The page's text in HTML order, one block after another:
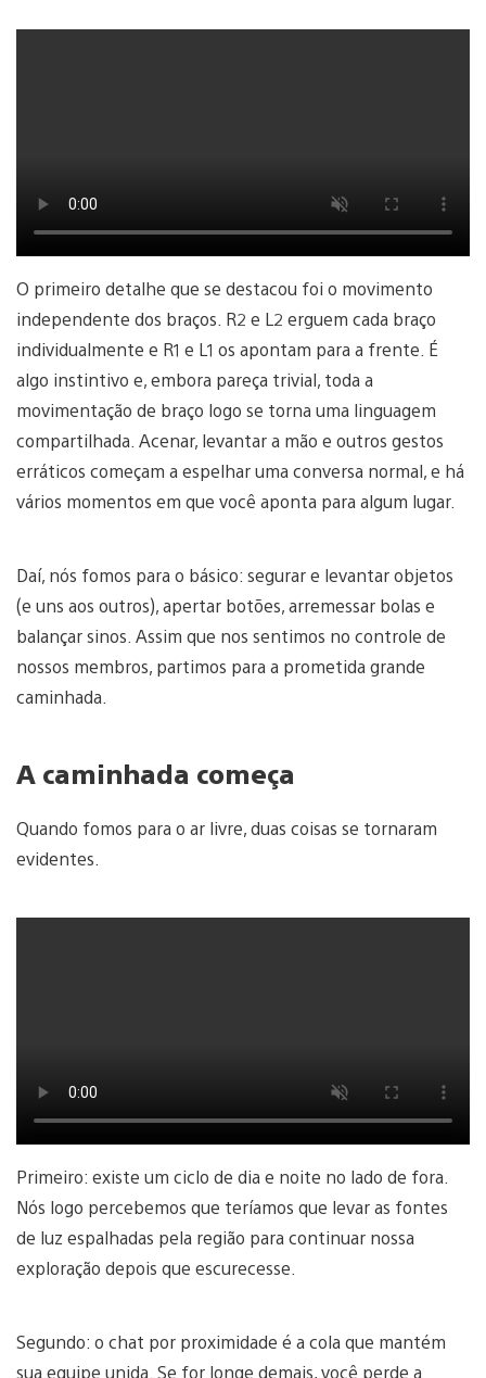
O primeiro detalhe que se destacou foi o movimento
independente dos braços. R2 e L2 erguem cada braço
individualmente e R1 e L1 os apontam para a frente. É
algo instintivo e, embora pareça trivial, toda a
movimentação de braço logo se torna uma linguagem
compartilhada. Acenar, levantar a mão e outros gestos
erráticos começam a espelhar uma conversa normal, e há
vários momentos em que você aponta para algum lugar.
Daí, nós fomos para o básico: segurar e levantar objetos
(e uns aos outros), apertar botões, arremessar bolas e
balançar sinos. Assim que nos sentimos no controle de
nossos membros, partimos para a prometida grande
caminhada.
A caminhada começa
Quando fomos para o ar livre, duas coisas se tornaram
evidentes.
Primeiro: existe um ciclo de dia e noite no lado de fora.
Nós logo percebemos que teríamos que levar as fontes
de luz espalhadas pela região para continuar nossa
exploração depois que escurecesse.
Segundo: o chat por proximidade é a cola que mantém
sua equipe unida. Se for longe demais, você perde a